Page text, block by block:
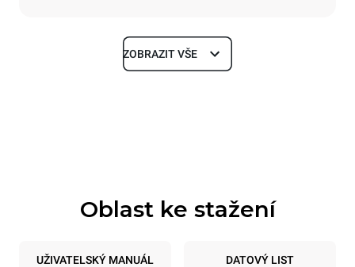
Rozměry
Specifikace plechů
6 600x400
ZOBRAZIT VŠE
Oblast ke stažení
UŽIVATELSKÝ MANUÁL DATOVÝ LIST